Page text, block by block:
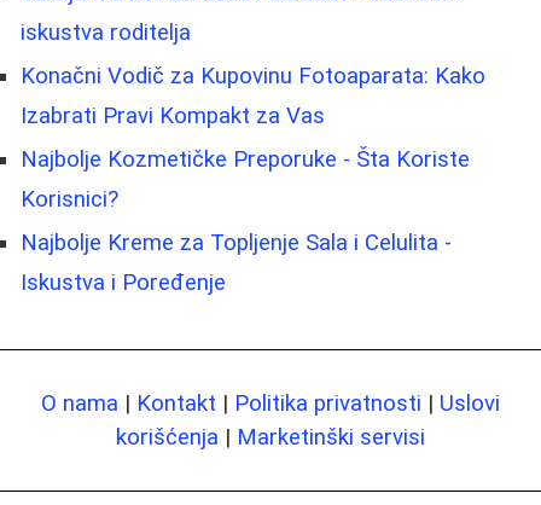
iskustva roditelja
Konačni Vodič za Kupovinu Fotoaparata: Kako
Izabrati Pravi Kompakt za Vas
Najbolje Kozmetičke Preporuke - Šta Koriste
Korisnici?
Najbolje Kreme za Topljenje Sala i Celulita -
Iskustva i Poređenje
O nama | Kontakt | Politika privatnosti | Uslovi
korišćenja | Marketinški servisi